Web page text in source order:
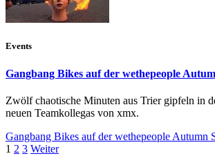
Events
Gangbang Bikes auf der wethepeople
Zwölf chaotische Minuten aus Trier gipfeln in
neuen Teamkollegas von xmx.
Gangbang Bikes auf der wethepeople Autumn
1 2 3 Weiter